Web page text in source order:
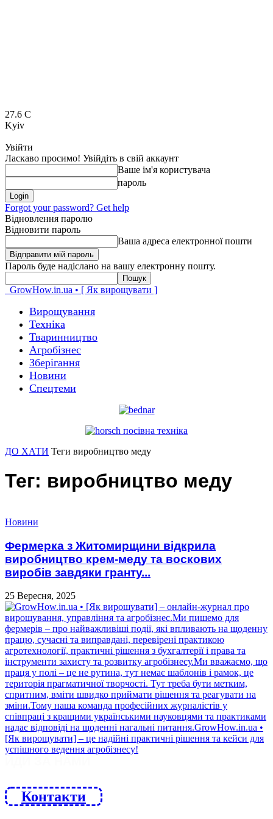
27.6 C
Kyiv
Увійти
Ласкаво просимо! Увійдіть в свій аккаунт
Ваше ім'я користувача
пароль
Forgot your password? Get help
Відновлення паролю
Відновити пароль
Ваша адреса електронної пошти
Пароль буде надіслано на вашу електронну пошту.
GrowHow.in.ua • [ Як вирощувати ]
Вирощування
Техніка
Тваринництво
Агробізнес
Зберігання
Новини
Спецтеми
ДО ХАТИ Теги виробництво меду
Тег: виробництво меду
Новини
Фермерка з Житомирщини відкрила
виробництво крем-меду та воскових
виробів завдяки гранту...
25 Вересня, 2025
Контакти